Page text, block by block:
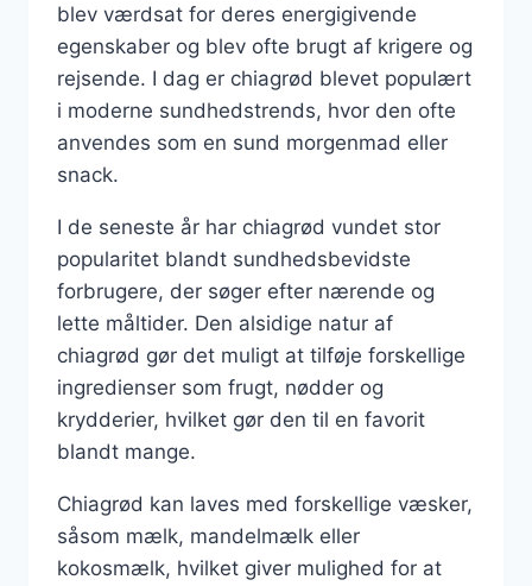
blev værdsat for deres energigivende
egenskaber og blev ofte brugt af krigere og
rejsende. I dag er chiagrød blevet populært
i moderne sundhedstrends, hvor den ofte
anvendes som en sund morgenmad eller
snack.
I de seneste år har chiagrød vundet stor
popularitet blandt sundhedsbevidste
forbrugere, der søger efter nærende og
lette måltider. Den alsidige natur af
chiagrød gør det muligt at tilføje forskellige
ingredienser som frugt, nødder og
krydderier, hvilket gør den til en favorit
blandt mange.
Chiagrød kan laves med forskellige væsker,
såsom mælk, mandelmælk eller
kokosmælk, hvilket giver mulighed for at